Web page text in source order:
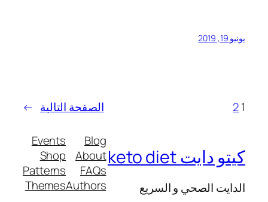
يونيو 19, 2019
1
2 الصفحة التالية →
كيتو دايت keto diet
الدايت الصحي و السريع
Blog
About
FAQs
Authors
Events
Shop
Patterns
Themes